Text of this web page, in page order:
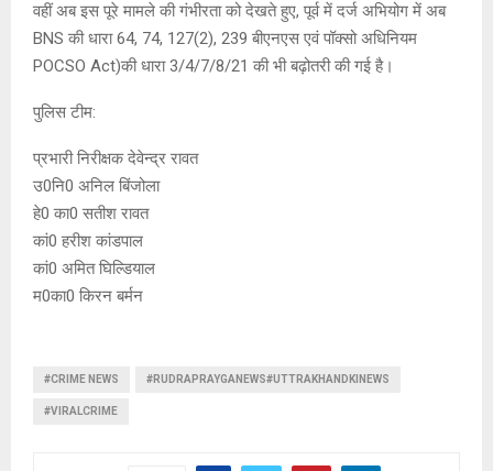
वहीं अब इस पूरे मामले की गंभीरता को देखते हुए, पूर्व में दर्ज अभियोग में अब
BNS की धारा 64, 74, 127(2), 239 बीएनएस एवं पॉक्सो अधिनियम
POCSO Act)की धारा 3/4/7/8/21 की भी बढ़ोतरी की गई है।
पुलिस टीम:
प्रभारी निरीक्षक देवेन्द्र रावत
उ0नि0 अनिल बिंजोला
हे0 का0 सतीश रावत
कां0 हरीश कांडपाल
कां0 अमित घिल्डियाल
म0का0 किरन बर्मन
#CRIME NEWS #RUDRAPRAYGANEWS#UTTRAKHANDKINEWS
#VIRALCRIME